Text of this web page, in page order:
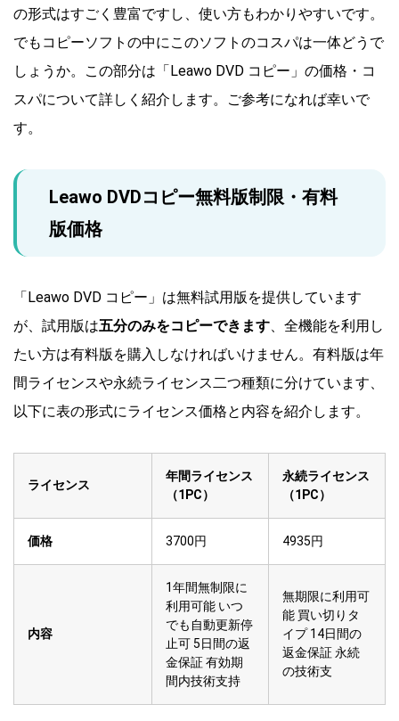
の形式はすごく豊富ですし、使い方もわかりやすいです。
でもコピーソフトの中にこのソフトのコスパは一体どうで
しょうか。この部分は「Leawo DVD コピー」の価格・コ
スパについて詳しく紹介します。ご参考になれば幸いで
す。
Leawo DVDコピー無料版制限・有料
版価格
「Leawo DVD コピー」は無料試用版を提供しています
が、試用版は五分のみをコピーできます 、全機能を利用し
たい方は有料版を購入しなければいけません。有料版は年
間ライセンスや永続ライセンス二つ種類に分けています、
以下に表の形式にライセンス価格と内容を紹介します。
ライセンス
年間ライセンス
（1PC）
永続ライセンス
（1PC）
価格 3700円 4935円
内容
1年間無制限に
利用可能 いつ
でも自動更新停
止可 5日間の返
金保証 有効期
間内技術支持
無期限に利用可
能 買い切りタ
イプ 14日間の
返金保証 永続
の技術支